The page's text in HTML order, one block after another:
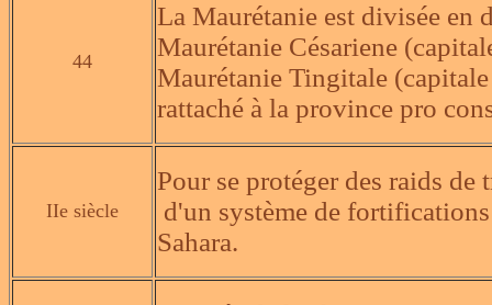
44
La Maurétanie est divisée en
Maurétanie Césariene
Maurétanie Tingitale
rattaché à la province pro
IIe siècle
Pour se protéger des raids
d'un système de
Sahara.